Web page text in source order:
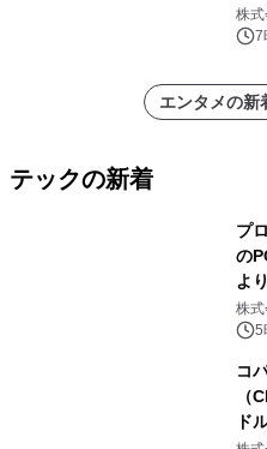
株
株
7
エンタメの新
テックの新着
プ
の
よ
開
株
5
コ
（
ド